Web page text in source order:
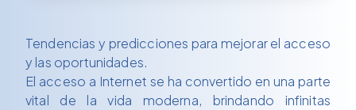
Tendencias y predicciones para mejorar el acceso
y las oportunidades.
El acceso a Internet se ha convertido en una parte
vital de la vida moderna, brindando infinitas